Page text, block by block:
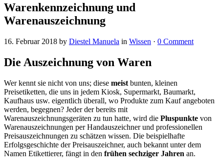
Warenkennzeichnung und
Warenauszeichnung
16. Februar 2018 by Diestel Manuela in Wissen · 0 Comment
Die Auszeichnung von Waren
Wer kennt sie nicht von uns; diese meist bunten, kleinen
Preisetiketten, die uns in jedem Kiosk, Supermarkt, Baumarkt,
Kaufhaus usw. eigentlich überall, wo Produkte zum Kauf angeboten
werden, begegnen? Jeder der bereits mit
Warenauszeichnungsgeräten zu tun hatte, wird die Pluspunkte von
Warenauszeichnungen per Handauszeichner und professionellen
Preisauszeichnungen zu schätzen wissen. Die beispielhafte
Erfolgsgeschichte der Preisauszeichner, auch bekannt unter dem
Namen Etikettierer, fängt in den frühen sechziger Jahren an.